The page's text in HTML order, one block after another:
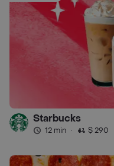
Starbucks
12 min · $ 290